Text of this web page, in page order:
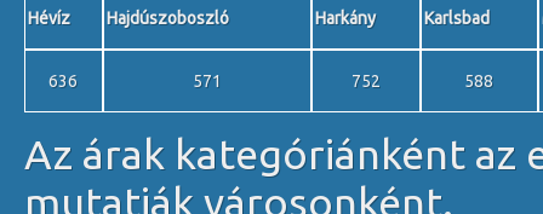
Hévíz Hajdúszoboszló Harkány Karlsbad
636 571 752 588
Az árak kategóriánként az
mutatják városonként.